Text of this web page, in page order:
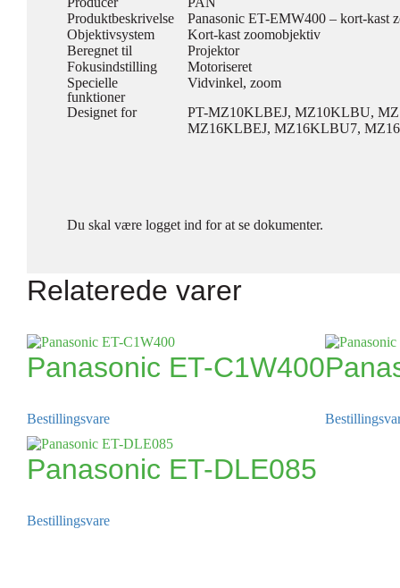
Produktbeskrivelse
Panasonic ET-EMW400 – kort-kast
Objektivsystem
Kort-kast zoomobjektiv
Beregnet til
Projektor
Fokusindstilling
Motoriseret
Specielle
funktioner
Vidvinkel, zoom
Designet for
PT-MZ10KLBEJ, MZ10KLBU,
MZ16KLBEJ, MZ16KLBU7,
Du skal være logget ind for at se dokumenter.
Relaterede varer
Panasonic ET-C1W400
Bestillingsvare
Panasonic ET-DLE085
Bestillingsvare